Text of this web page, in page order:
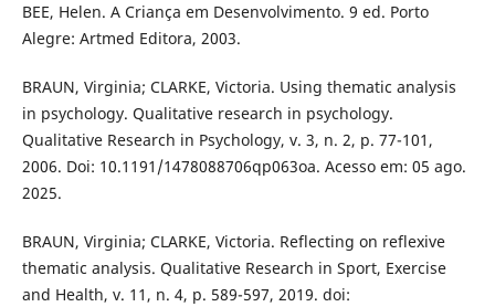
BEE, Helen. A Criança em Desenvolvimento. 9 ed. Porto
Alegre: Artmed Editora, 2003.
BRAUN, Virginia; CLARKE, Victoria. Using thematic analysis
in psychology. Qualitative research in psychology.
Qualitative Research in Psychology, v. 3, n. 2, p. 77-101,
2006. Doi: 10.1191/1478088706qp063oa. Acesso em: 05 ago.
2025.
BRAUN, Virginia; CLARKE, Victoria. Reflecting on reflexive
thematic analysis. Qualitative Research in Sport, Exercise
and Health, v. 11, n. 4, p. 589-597, 2019. doi: